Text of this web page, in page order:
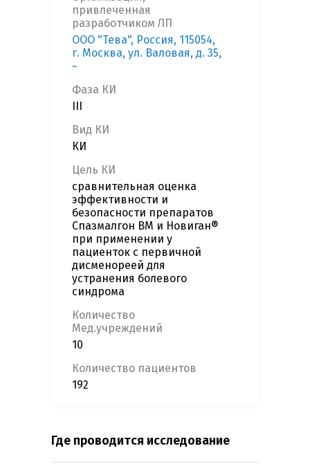
привлеченная
разработчиком ЛП
ООО "Тева", Россия, 115054,
г. Москва, ул. Валовая, д. 35,
~
Фаза КИ
Вид КИ
КИ
Цель КИ
сравнительная оценка
эффективности и
безопасности препаратов
Спазмалгон ВМ и Новиган®
при применении у
пациенток с первичной
дисменореей для
устранения болевого
синдрома
Количество
Мед.учреждений
10
Количество пациентов
192
Где проводится исследование